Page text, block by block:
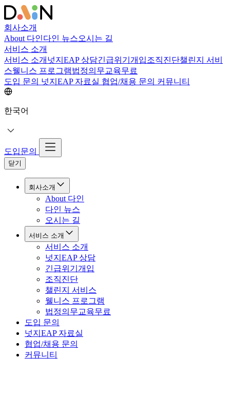
회사소개
About 다인다인 뉴스오시는 길
서비스 소개
서비스 소개 넛지EAP 상담긴급위기개입조직진단챌린지 서비
스웰니스 프로그램법정의무교육무료
도입 문의 넛지EAP 자료실 협업/채용 문의 커뮤니티
한국어
도입문의
닫기
회사소개
About 다인
다인 뉴스
오시는 길
서비스 소개
서비스 소개
넛지EAP 상담
긴급위기개입
조직진단
챌린지 서비스
웰니스 프로그램
법정의무교육무료
도입 문의
넛지EAP 자료실
협업/채용 문의
커뮤니티